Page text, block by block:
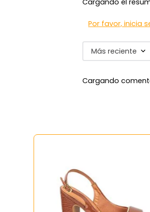
7.
8.
10.
Por favor, inicia
Más reciente
Cargando